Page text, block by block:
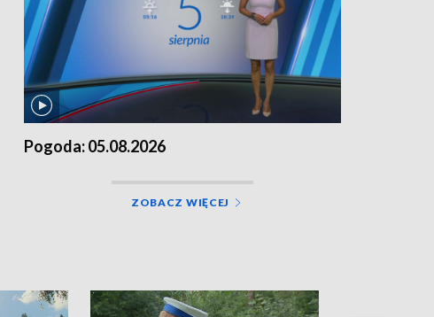
Pogoda: 05.08.2026
ZOBACZ WIĘCEJ